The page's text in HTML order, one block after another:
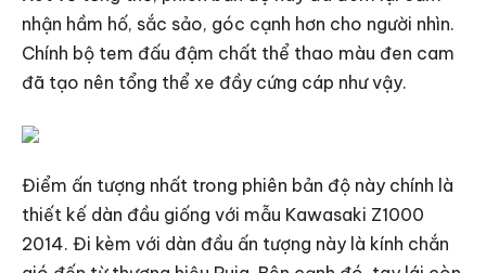
nhận hầm hố, sắc sảo, góc cạnh hơn cho người nhìn.
Chính bộ tem đấu đậm chất thể thao màu đen cam
đã tạo nên tổng thể xe đầy cứng cáp như vậy.
Điểm ấn tượng nhất trong phiên bản độ này chính là
thiết kế dàn đầu giống với mẫu Kawasaki Z1000
2014. Đi kèm với dàn đầu ấn tượng này là kính chắn